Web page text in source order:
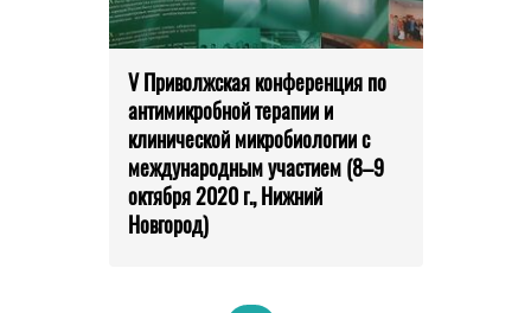
V Приволжская конференция по
антимикробной терапии и
клинической микробиологии с
международным участием (8–9
октября 2020 г., Нижний
Новгород)